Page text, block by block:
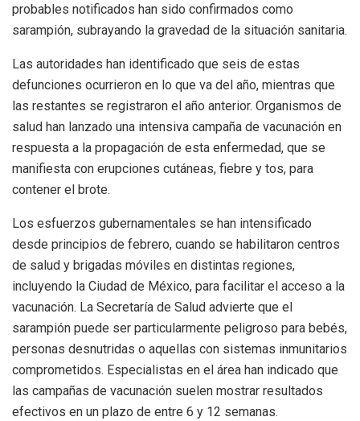
probables notificados han sido confirmados como
sarampión, subrayando la gravedad de la situación sanitaria.
Las autoridades han identificado que seis de estas
defunciones ocurrieron en lo que va del año, mientras que
las restantes se registraron el año anterior. Organismos de
salud han lanzado una intensiva campaña de vacunación en
respuesta a la propagación de esta enfermedad, que se
manifiesta con erupciones cutáneas, fiebre y tos, para
contener el brote.
Los esfuerzos gubernamentales se han intensificado
desde principios de febrero, cuando se habilitaron centros
de salud y brigadas móviles en distintas regiones,
incluyendo la Ciudad de México, para facilitar el acceso a la
vacunación. La Secretaría de Salud advierte que el
sarampión puede ser particularmente peligroso para bebés,
personas desnutridas o aquellas con sistemas inmunitarios
comprometidos. Especialistas en el área han indicado que
las campañas de vacunación suelen mostrar resultados
efectivos en un plazo de entre 6 y 12 semanas.